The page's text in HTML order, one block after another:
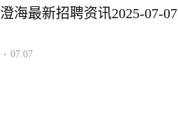
澄海最新招聘资讯2025-07-07
· 07.07